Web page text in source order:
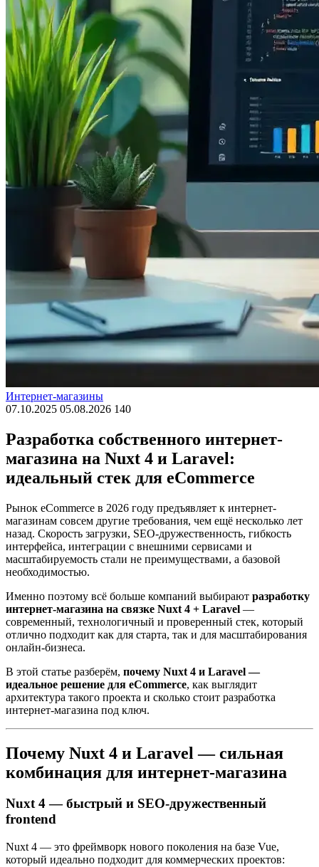
Интернет-магазины
07.10.2025 05.08.2026 140
Разработка собственного интернет-
магазина на Nuxt 4 и Laravel:
идеальный стек для eCommerce
Рынок eCommerce в 2026 году предъявляет к интернет-
магазинам совсем другие требования, чем ещё несколько лет
назад. Скорость загрузки, SEO-дружественность, гибкость
интерфейса, интеграции с внешними сервисами и
масштабируемость стали не преимуществами, а базовой
необходимостью.
Именно поэтому всё больше компаний выбирают разработку
интернет-магазина на связке Nuxt 4 + Laravel —
современный, технологичный и проверенный стек, который
отлично подходит как для старта, так и для масштабирования
онлайн-бизнеса.
В этой статье разберём, почему Nuxt 4 и Laravel —
идеальное решение для eCommerce, как выглядит
архитектура такого проекта и сколько стоит разработка
интернет-магазина под ключ.
Почему Nuxt 4 и Laravel — сильная
комбинация для интернет-магазина
Nuxt 4 — быстрый и SEO-дружественный
frontend
Nuxt 4 — это фреймворк нового поколения на базе Vue,
который идеально подходит для коммерческих проектов: